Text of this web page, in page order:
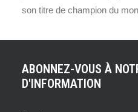
son titre de champion du
ABONNEZ-VOUS À
D'INFORMATION